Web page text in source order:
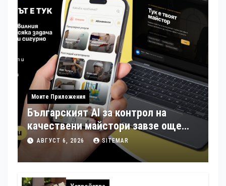
Моите Приложения
Българският AI за контрол на
качествени майстори завзе още
шест страни в Европа
АВГУСТ 6, 2026 SITEMAR